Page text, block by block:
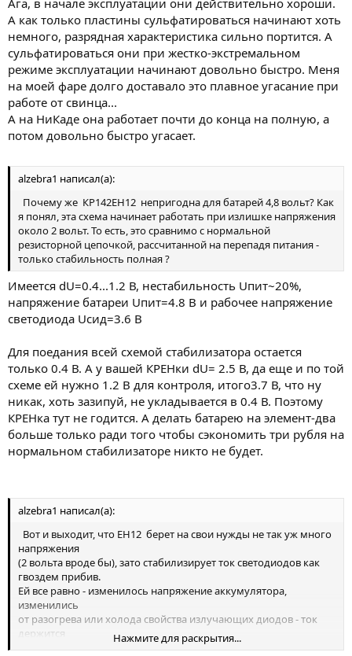
этому недостатку в гораздо меньшей степени, что является
одной из причин
использования их в бортовых системах летательных
аппаратов, несмотря на
большую относительную массу..."
А как только пластины сульфатироваться начинают хоть
немного, разрядная характеристика сильно портится. А
сульфатироваться они при жестко-экстремальном
режиме эксплуатации начинают довольно быстро. Меня
на моей фаре долго доставало это плавное угасание при
работе от свинца...
А на НиКаде она работает почти до конца на полную, а
потом довольно быстро угасает.
alzebra1 написал(а):
Почему же КР142ЕН12 непригодна для батарей 4,8 вольт? Как
я понял, эта схема начинает работать при излишке напряжения
около 2 вольт. То есть, это сравнимо с нормальной
резисторной цепочкой, рассчитанной на перепадя питания -
только стабильность полная ?
Имеется dU=0.4...1.2 В, нестабильность Uпит~20%,
напряжение батареи Uпит=4.8 В и рабочее напряжение
светодиода Uсид=3.6 В
Для поедания всей схемой стабилизатора остается
только 0.4 В. А у вашей КРЕНки dU= 2.5 В, да еще и по той
схеме ей нужно 1.2 В для контроля, итого3.7 В, что ну
никак, хоть зазипуй, не укладывается в 0.4 В. Поэтому
КРЕНка тут не годится. А делать батарею на элемент-два
больше только ради того чтобы сэкономить три рубля на
нормальном стабилизаторе никто не будет.
alzebra1 написал(а):
Вот и выходит, что ЕН12 берет на свои нужды не так уж много
напряжения
(2 вольта вроде бы), зато стабилизирует ток светодиодов как
гвоздем прибив.
Ей все равно - изменилось напряжение аккумулятора,
изменились
от разогрева или холода свойства излучающих диодов - ток
держится
строго стабильно, что и требуется для счастья и долгой
Нажмите для раскрытия...